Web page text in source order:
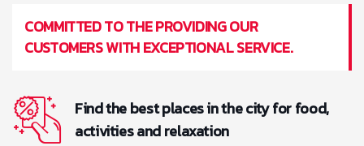
COMMITTED TO THE PROVIDING OUR
CUSTOMERS WITH EXCEPTIONAL SERVICE.
Find the best places in the city for food,
activities and relaxation